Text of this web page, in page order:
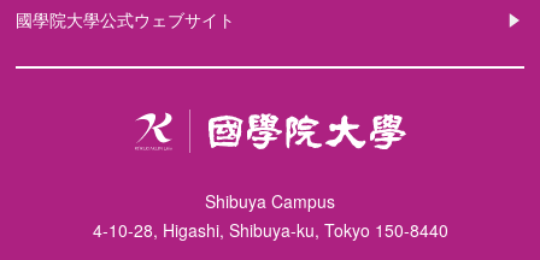
國學院大學公式ウェブサイト
Shibuya Campus
4-10-28, Higashi, Shibuya-ku, Tokyo 150-8440